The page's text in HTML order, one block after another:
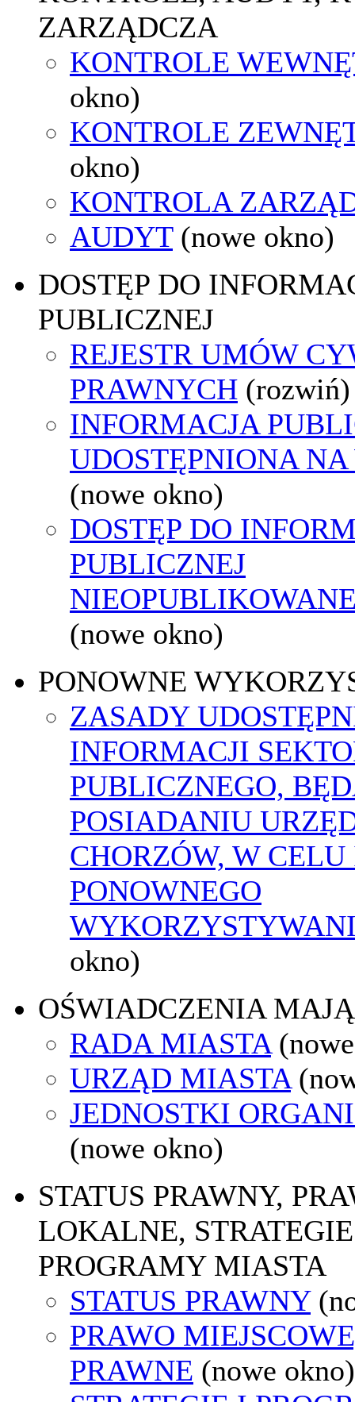
ZARZĄDCZA
KONTROLE
okno)
KONTROLE
okno)
KONTROLA
AUDYT (nowe okno)
DOSTĘP DO
PUBLICZNEJ
REJESTR UMÓW
PRAWNYCH (rozwiń)
INFORMACJA
UDOSTĘPNIONA
(nowe okno)
DOSTĘP DO
PUBLICZNEJ
(nowe okno)
PONOWNE
ZASADY
INFORMACJI
PUBLICZNEGO,
POSIADANIU
CHORZÓW, W
PONOWNEGO
okno)
OŚWIADCZENIA
RADA MIASTA
URZĄD MIASTA
JEDNOSTKI
(nowe okno)
STATUS PRAWNY,
LOKALNE,
PROGRAMY MIASTA
STATUS PRAWNY
PRAWO
PRAWNE (nowe okno)